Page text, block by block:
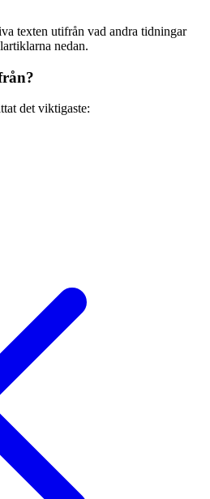
texten utifrån vad andra tidningar
nedan.
det viktigaste: